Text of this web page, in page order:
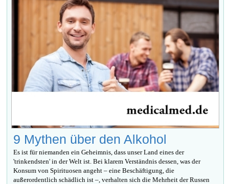
9 Mythen über den Alkohol
Es ist für niemanden ein Geheimnis, dass unser Land eines der
'trinkendsten' in der Welt ist. Bei klarem Verständnis dessen, was der
Konsum von Spirituosen angeht – eine Beschäftigung, die
außerordentlich schädlich ist –, verhalten sich die Mehrheit der Russen